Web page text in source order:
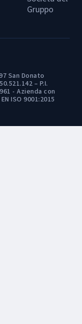
Gruppo
San Donato
– P.I.
- Azienda con
ISO 9001:2015